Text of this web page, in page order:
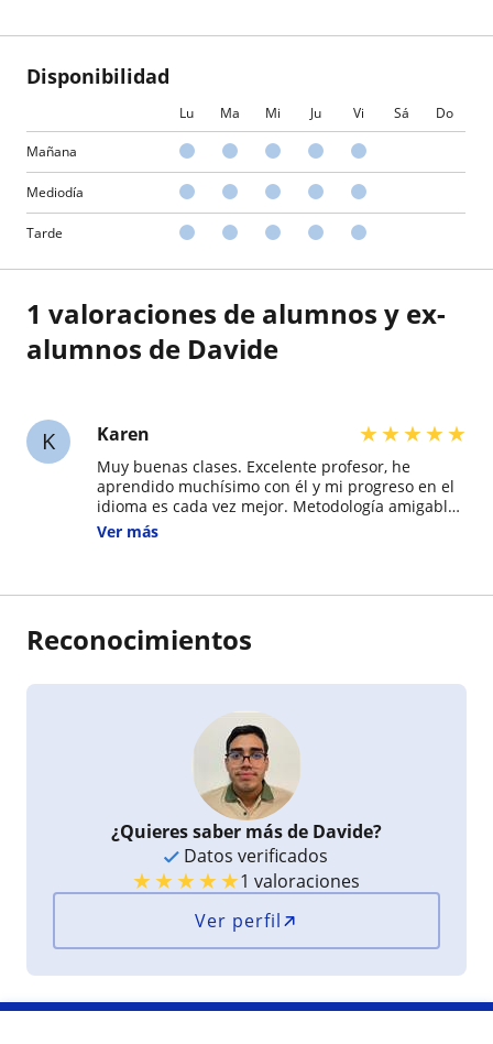
Disponibilidad
Lu Ma Mi Ju Vi Sá Do
Mañana
Mediodía
Tarde
1 valoraciones de alumnos y ex-
alumnos de Davide
K Karen ★★★★★
Muy buenas clases. Excelente profesor, he
aprendido muchísimo con él y mi progreso en el
idioma es cada vez mejor. Metodología amigable
y con muchos recursos didácticos que hace que
Ver más
Reconocimientos
¿Quieres saber más de Davide?
Datos verificados
★★★★★1 valoraciones
Ver perfil